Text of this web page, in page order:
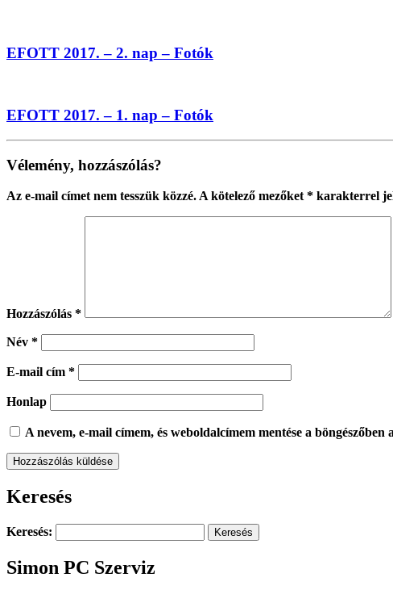
EFOTT 2017. – 2. nap – Fotók
EFOTT 2017. – 1. nap – Fotók
Vélemény, hozzászólás?
Az e-mail címet nem tesszük közzé. A kötelező mezőket * karakterrel
Hozzászólás *
Név *
E-mail cím *
Honlap
A nevem, e-mail címem, és weboldalcímem mentése a böngészőben
Keresés
Keresés:
Simon PC Szerviz